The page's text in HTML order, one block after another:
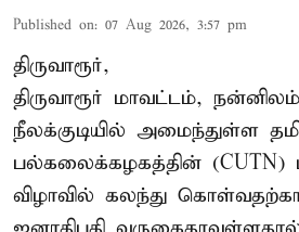
Published on: 07 Aug 2026, 3:57 pm
திருவாரூர்,
திருவாரூர் மாவட்டம்,
நீலக்குடியில் அமைந்துள்ள
பல்கலைக்கழகத்தின் (CUTN)
விழாவில் கலந்து